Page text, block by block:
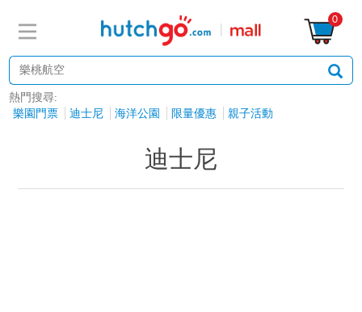
0
熱門搜尋:
樂園門票
迪士尼 海洋公園 限量優惠 親子活動
迪士尼